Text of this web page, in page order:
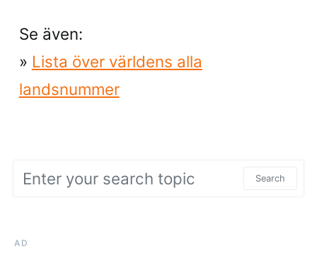
Se även:
» Lista över världens alla
landsnummer
Search
AD